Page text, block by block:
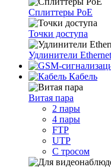
Сплиттеры PoE
Точки доступа
Удлинители
Кабель
Витая пара
2 пары
4 пары
FTP
UTP
С тросом